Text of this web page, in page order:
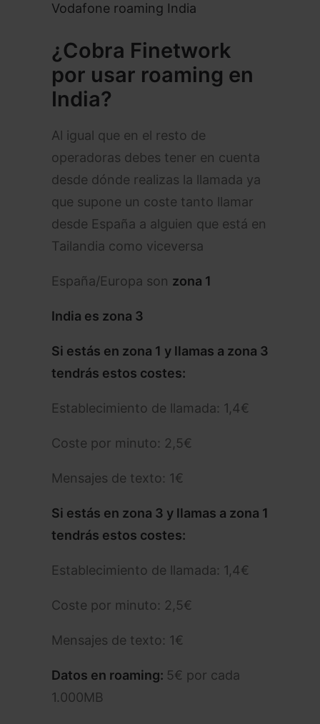
Vodafone roaming India
¿Cobra Finetwork
por usar roaming en
India?
Al igual que en el resto de
operadoras debes tener en cuenta
desde dónde realizas la llamada ya
que supone un coste tanto llamar
desde España a alguien que está en
Tailandia como viceversa
España/Europa son zona 1
India es zona 3
Si estás en zona 1 y llamas a zona 3
tendrás estos costes:
Establecimiento de llamada: 1,4€
Coste por minuto: 2,5€
Mensajes de texto: 1€
Si estás en zona 3 y llamas a zona 1
tendrás estos costes:
Establecimiento de llamada: 1,4€
Coste por minuto: 2,5€
Mensajes de texto: 1€
Datos en roaming: 5€ por cada
1.000MB